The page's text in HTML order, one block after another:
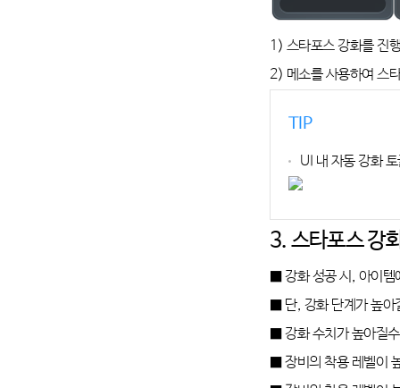
1) 스타포스 강화를 진
2) 메소를 사용하여 스
TIP
UI 내 자동 강화
3. 스타포스 강
■ 강화 성공 시, 아이템
■ 단, 강화 단계가 높아
■ 강화 수치가 높아질
■ 장비의 착용 레벨이